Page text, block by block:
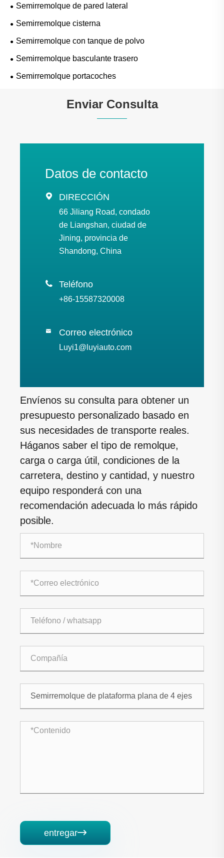
Semirremolque de pared lateral
Semirremolque cisterna
Semirremolque con tanque de polvo
Semirremolque basculante trasero
Semirremolque portacoches
Enviar Consulta
Datos de contacto
 DIRECCIÓN
66 Jiliang Road, condado
de Liangshan, ciudad de
Jining, provincia de
Shandong, China
 Teléfono
+86-15587320008
 Correo electrónico
Luyi1@luyiauto.com
Envíenos su consulta para obtener un
presupuesto personalizado basado en
sus necesidades de transporte reales.
Háganos saber el tipo de remolque,
carga o carga útil, condiciones de la
carretera, destino y cantidad, y nuestro
equipo responderá con una
recomendación adecuada lo más rápido
posible.
entregar